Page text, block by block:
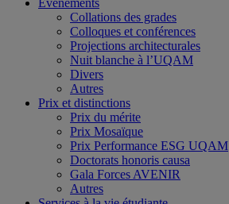
Événements
Collations des grades
Colloques et conférences
Projections architecturales
Nuit blanche à l’UQAM
Divers
Autres
Prix et distinctions
Prix du mérite
Prix Mosaïque
Prix Performance ESG UQAM
Doctorats honoris causa
Gala Forces AVENIR
Autres